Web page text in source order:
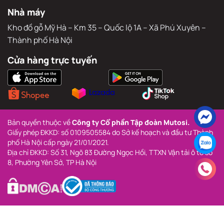
Nhà máy
Kho đồ gỗ Mỹ Hà – Km 35 – Quốc lộ 1A – Xã Phú Xuyên –
Thành phố Hà Nội
Cửa hàng trực tuyến
Bản quyền thuộc về Công ty Cổ phần Tập đoàn Mutosi.
Giấy phép ĐKKD: số 0109505584 do Sở kế hoạch và đầu tư Thành
phố Hà Nội cấp ngày 21/01/2021.
Địa chỉ ĐKKD: Số 31, Ngõ 83 Đường Ngọc Hồi, TTXN Vận tải ô tô số
8, Phường Yên Sở, TP Hà Nội